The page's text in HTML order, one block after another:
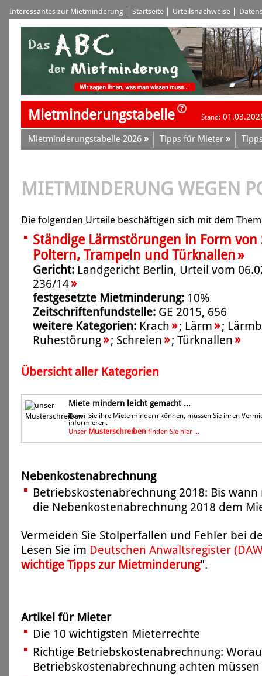
Interessantes zur Mietminderung Startseite Urteilsnachweise
Mietminderungstabelle Stand:
Mietminderungstabelle 2026 » Tipps für Mieter »
MIETMINDERUNG WEGEN
Die folgenden Urteile beschäftigen sich mit dem
Ständige Lärmstörungen in Form von
Poltern, Trampeln und Türknallen»
Gericht: Landgericht Berlin, Urteil vom
236/14»
festgesetzte Mietminderung: 10%
Zeitschriftenfundstelle: GE 2015, 656
weitere Kategorien: Krach»; Lärm»;
Ruhestörung»; Schreien»; Türknallen»
Übersicht aller Kategorien
Miete mindern leicht gemacht ...
Bevor Sie ihre Miete mindern können, müssen Sie ihren
informieren.
Unser Musterschreiben finden Sie hier ...
Nebenkostenabrechnung
Betriebskostenabrechnung 2018: Bis
die Nebenkostenabrechnung 2018 dem
Vermeiden Sie Stolperfallen und Fehler bei
Lesen Sie im Deutschen Anwaltsregister
wichtige Tipps zur Mietminderung".
Artikel für Mieter
Die 10 wichtigsten Mieterrechte
Richtige Betriebskostenabrechnung:
Betriebskostenabrechnung achten müssen